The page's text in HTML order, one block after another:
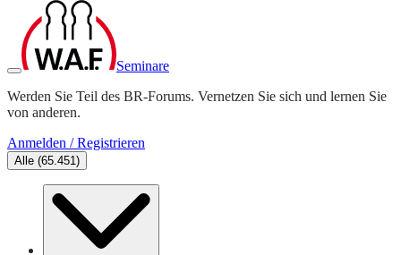
Seminare
Werden Sie Teil des BR-Forums. Vernetzen Sie sich und lernen Sie
von anderen.
Anmelden / Registrieren
Alle (65.451)